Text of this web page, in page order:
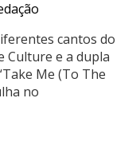
cantos do
Culture e a dupla
Me (To The
no